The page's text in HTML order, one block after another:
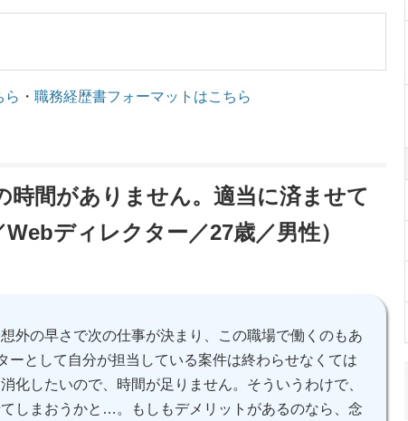
ら ・ 職務経歴書フォーマットはこちら
時間がありません。適当に済ませて
ディレクター／27歳／男性）
外の早さで次の仕事が決まり、この職場で働くのもあ
ーとして自分が担当している案件は終わらせなくては
化したいので、時間が足りません。そういうわけで、
しまおうかと…。もしもデメリットがあるのなら、念